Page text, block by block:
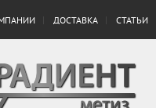
ДОСТАВКА СТАТЬИ